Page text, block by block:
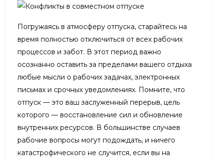
Погружаясь в атмосферу отпуска, старайтесь на
время полностью отключиться от всех рабочих
процессов и забот. В этот период важно
осознанно оставить за пределами вашего отдыха
любые мысли о рабочих задачах, электронных
письмах и срочных уведомлениях. Помните, что
отпуск — это ваш заслуженный перерыв, цель
которого — восстановление сил и обновление
внутренних ресурсов. В большинстве случаев
рабочие вопросы могут подождать, и ничего
катастрофического не случится, если вы на